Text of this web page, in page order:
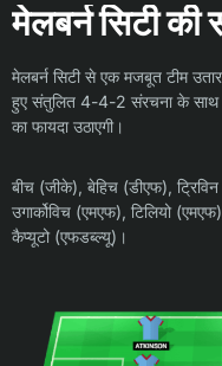
मेलबर्न सिटी की
मेलबर्न सिटी से एक मजबूत टीम
हुए संतुलित 4-4-2 संरचना के साथ
का फायदा उठाएगी।
बीच (जीके), बेहिच (डीएफ),
उगार्कोविच (एमएफ), टिलियो
कैप्यूटो (एफडब्ल्यू)।